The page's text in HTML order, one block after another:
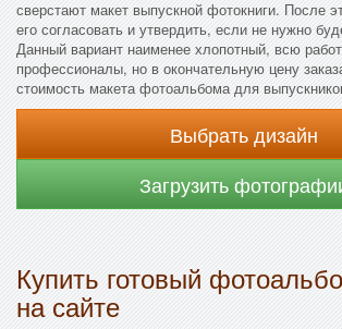
сверстают макет выпускной фотокниги. После
его согласовать и утвердить, если не нужно
Данный вариант наименее хлопотный, всю
профессионалы, но в окончательную цену
стоимость макета фотоальбома для
Выбрать дизайн
Загрузить
Купить готовый
на сайте